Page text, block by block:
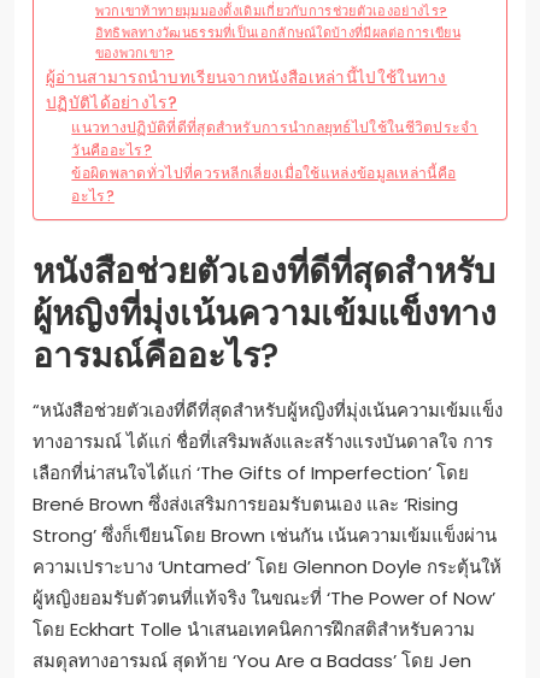
พวกเขาท้าทายมุมมองดั้งเดิมเกี่ยวกับการช่วยตัวเองอย่างไร?
อิทธิพลทางวัฒนธรรมที่เป็นเอกลักษณ์ใดบ้างที่มีผลต่อการเขียน
ของพวกเขา?
ผู้อ่านสามารถนำบทเรียนจากหนังสือเหล่านี้ไปใช้ในทาง
ปฏิบัติได้อย่างไร?
แนวทางปฏิบัติที่ดีที่สุดสำหรับการนำกลยุทธ์ไปใช้ในชีวิตประจำ
วันคืออะไร?
ข้อผิดพลาดทั่วไปที่ควรหลีกเลี่ยงเมื่อใช้แหล่งข้อมูลเหล่านี้คือ
อะไร?
หนังสือช่วยตัวเองที่ดีที่สุดสำหรับ
ผู้หญิงที่มุ่งเน้นความเข้มแข็งทาง
อารมณ์คืออะไร?
“หนังสือช่วยตัวเองที่ดีที่สุดสำหรับผู้หญิงที่มุ่งเน้นความเข้มแข็ง
ทางอารมณ์ ได้แก่ ชื่อที่เสริมพลังและสร้างแรงบันดาลใจ การ
เลือกที่น่าสนใจได้แก่ ‘The Gifts of Imperfection’ โดย
Brené Brown ซึ่งส่งเสริมการยอมรับตนเอง และ ‘Rising
Strong’ ซึ่งก็เขียนโดย Brown เช่นกัน เน้นความเข้มแข็งผ่าน
ความเปราะบาง ‘Untamed’ โดย Glennon Doyle กระตุ้นให้
ผู้หญิงยอมรับตัวตนที่แท้จริง ในขณะที่ ‘The Power of Now’
โดย Eckhart Tolle นำเสนอเทคนิคการฝึกสติสำหรับความ
สมดุลทางอารมณ์ สุดท้าย ‘You Are a Badass’ โดย Jen